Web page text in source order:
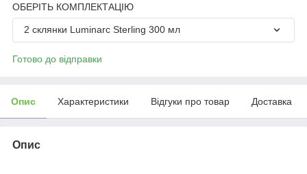
ОБЕРІТЬ КОМПЛЕКТАЦІЮ
2 склянки Luminarc Sterling 300 мл
Готово до відправки
Опис Характеристики Відгуки про товар Доставка
Опис